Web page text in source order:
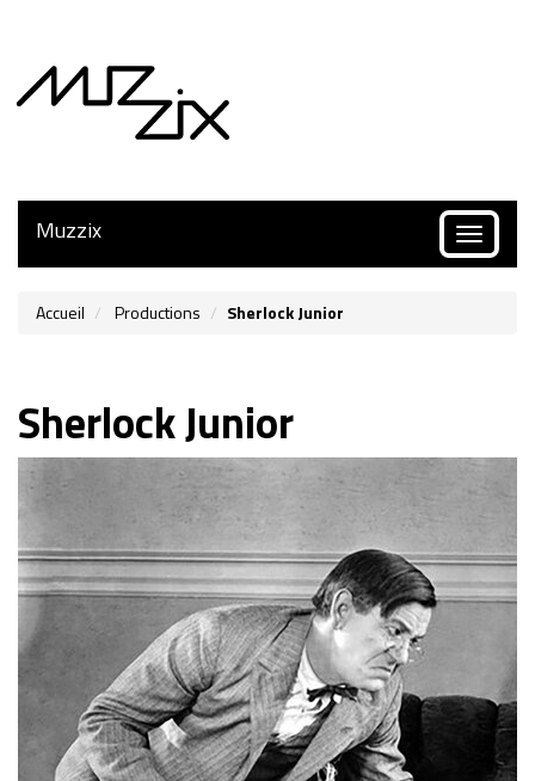
Toggle
Muzzix
Accueil Productions Sherlock Junior
Sherlock Junior